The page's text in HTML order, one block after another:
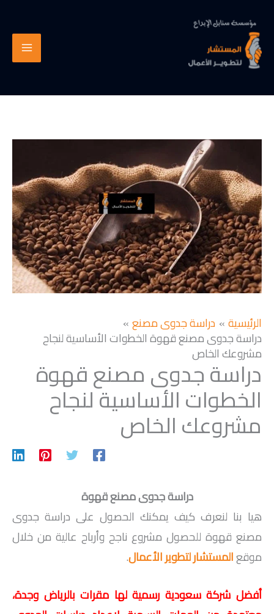
المحتوى
الرئيسية دراسة جدوى مصنع
دراسة جدوى مصنع قهوة الخطوات الأساسية لنجاح
مشروعك الخاص
دراسة جدوى مصنع قهوة
الخطوات الأساسية لنجاح
مشروعك الخاص
دراسة جدوى مصنع قهوة
هيا بنا لنعرف كيف يمكنك الحصول على دراسة جدوى
مصنع قهوة للحصول مشروع ناجح وأرباح عالية من خلال
موقعالمستشار لتطوير الأعمال.
أفضل شركة سعودية رسمية لها مقرات بالرياض وجدة،